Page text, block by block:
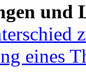
und
eines